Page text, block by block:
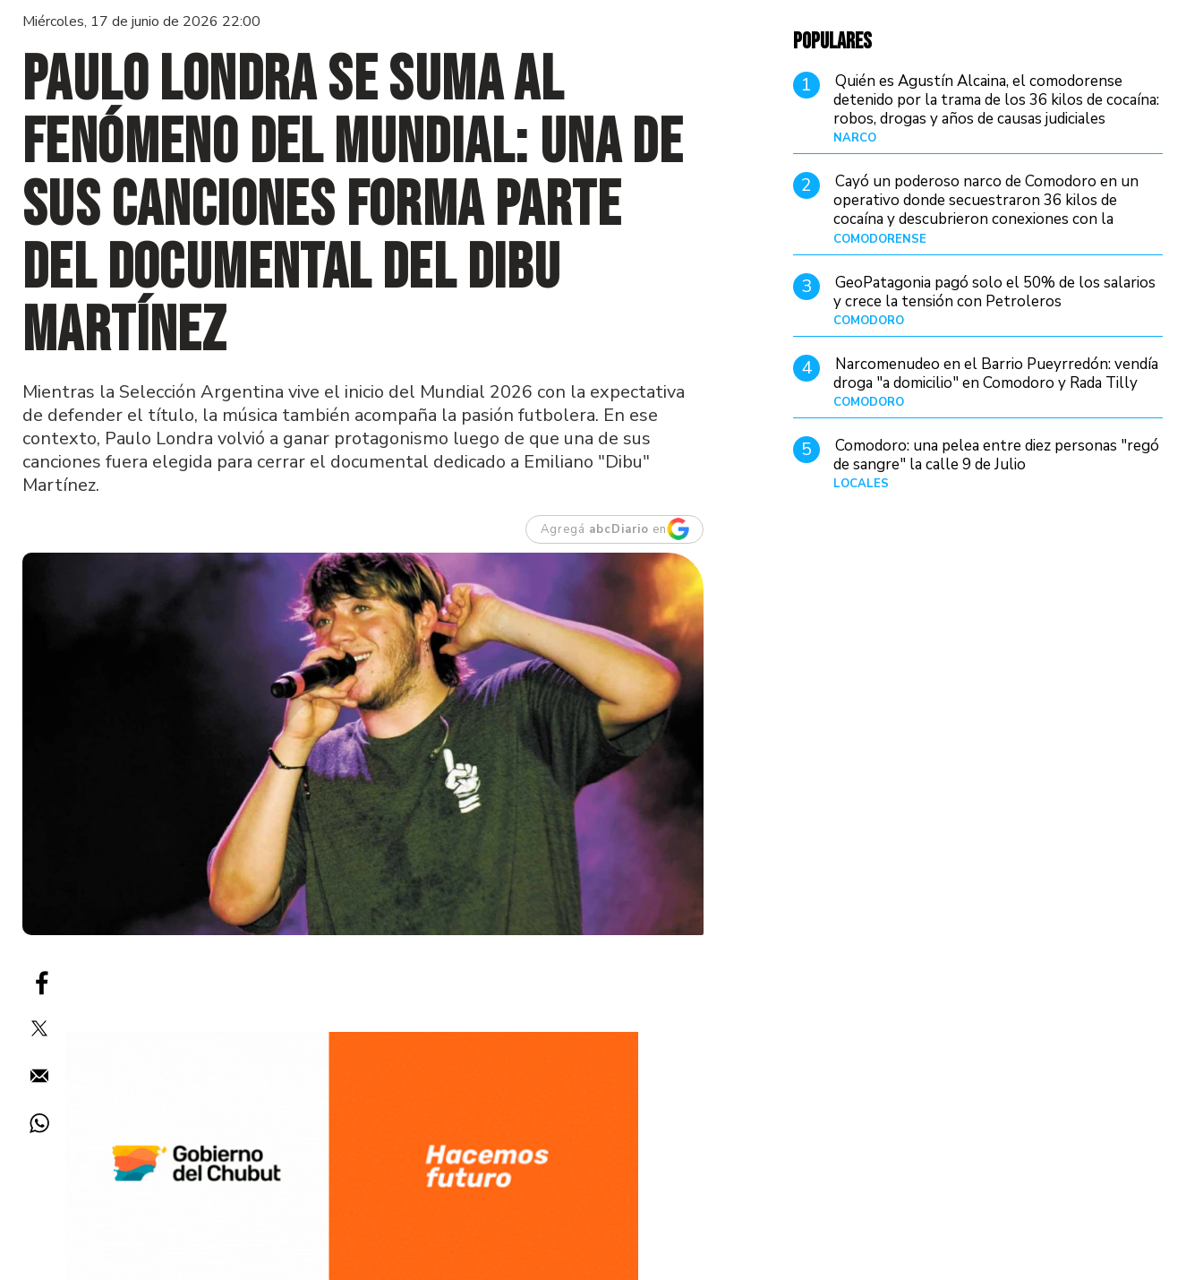
Miércoles, 17 de junio de 2026 22:00
Paulo Londra se suma al
fenómeno del Mundial: una de
sus canciones forma parte
del documental del Dibu
Martínez
Mientras la Selección Argentina vive el inicio del Mundial 2026 con la expectativa
de defender el título, la música también acompaña la pasión futbolera. En ese
contexto, Paulo Londra volvió a ganar protagonismo luego de que una de sus
canciones fuera elegida para cerrar el documental dedicado a Emiliano "Dibu"
Martínez.
Agregá abcDiario en
POPULARES
1
Quién es Agustín Alcaina, el comodorense
detenido por la trama de los 36 kilos de cocaína:
robos, drogas y años de causas judiciales
NARCO
2
Cayó un poderoso narco de Comodoro en un
operativo donde secuestraron 36 kilos de
cocaína y descubrieron conexiones con la
Patagonia
COMODORENSE
3
GeoPatagonia pagó solo el 50% de los salarios
y crece la tensión con Petroleros
COMODORO
4
Narcomenudeo en el Barrio Pueyrredón: vendía
droga "a domicilio" en Comodoro y Rada Tilly
COMODORO
5
Comodoro: una pelea entre diez personas "regó
de sangre" la calle 9 de Julio
LOCALES